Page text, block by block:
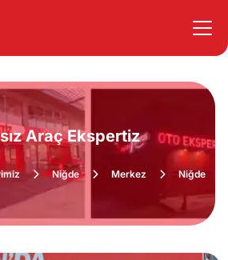
Araç Ekspertiz
Niğde Merkez Niğde